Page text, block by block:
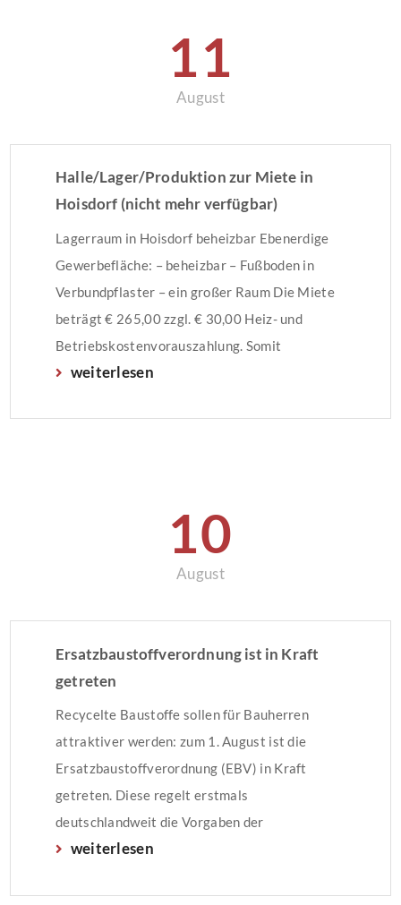
11
August
Halle/Lager/Produktion zur Miete in
Hoisdorf (nicht mehr verfügbar)
Lagerraum in Hoisdorf beheizbar Ebenerdige
Gewerbefläche: – beheizbar – Fußboden in
Verbundpflaster – ein großer Raum Die Miete
beträgt € 265,00 zzgl. € 30,00 Heiz- und
Betriebskostenvorauszahlung. Somit
insgesamt € 295,00. Strom zahlt der Mieter
weiterlesen
10
August
Ersatzbaustoffverordnung ist in Kraft
getreten
Recycelte Baustoffe sollen für Bauherren
attraktiver werden: zum 1. August ist die
Ersatzbaustoffverordnung (EBV) in Kraft
getreten. Diese regelt erstmals
deutschlandweit die Vorgaben der
Ersatzbaustoffverordnung für die Verwertung
weiterlesen